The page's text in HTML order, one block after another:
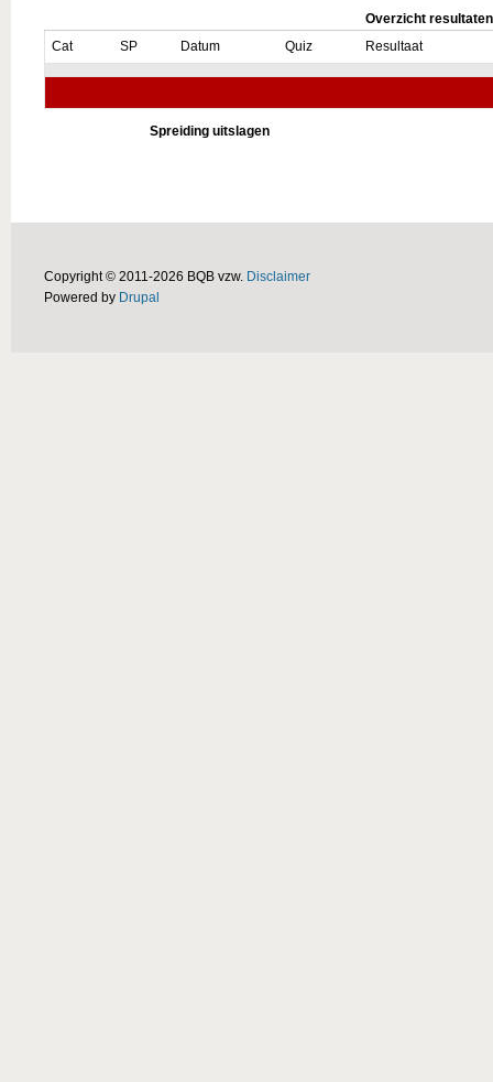
Overzicht resultaten
Cat
SP Datum Quiz Resultaat
Spreiding uitslagen
Copyright © 2011-2026 BQB vzw. Disclaimer
Powered by Drupal